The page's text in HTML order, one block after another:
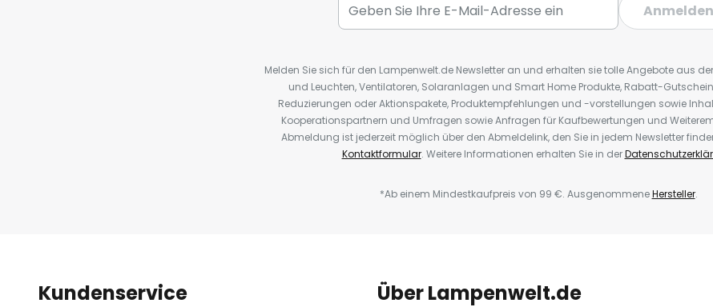
Anmelden
Melden Sie sich für den Lampenwelt.de Newsletter an und erhalten sie tolle Angebote aus
und Leuchten, Ventilatoren, Solaranlagen und Smart Home Produkte, Rabatt-
Reduzierungen oder Aktionspakete, Produktempfehlungen und -vorstellungen sowie
Kooperationspartnern und Umfragen sowie Anfragen für Kaufbewertungen und
Abmeldung ist jederzeit möglich über den Abmeldelink, den Sie in jedem Newsletter
Kontaktformular. Weitere Informationen erhalten Sie in der
*Ab einem Mindestkaufpreis von 99 €. AusgenommeneHersteller.
Kundenservice Über Lampenwelt.de